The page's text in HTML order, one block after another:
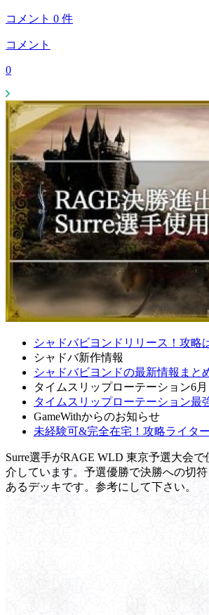
コメント 0 件
コメント
0
シャドバビヨンドリリース！攻略
シャドバ新作情報
シャドバビヨンドの最新情報まと
タイムスリップローテーション6月
タイムスリップローテーション最
GameWithからのお知らせ
未経験可&完全在宅！攻略ライター
Surre選手がRAGE WLD 東京予選大会
介しています。予選優勝で決勝への切
あるデッキです。参考にして下さい。